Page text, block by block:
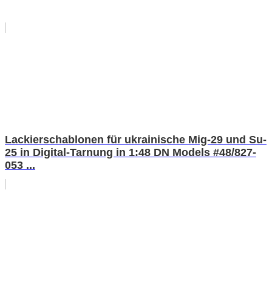
Lackierschablonen für ukrainische Mig-29 und Su-
25 in Digital-Tarnung in 1:48 DN Models #48/827-
053 ...